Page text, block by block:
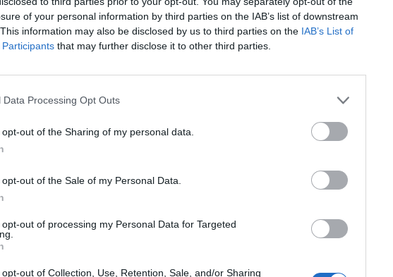
of your personal information by third parties on the IAB’s list of downstream
information may also be disclosed by us to third parties on the IAB’s List of
that may further disclose it to other third parties.
Data Processing Opt Outs
out of the Sharing of my personal data.
out of the Sale of my Personal Data.
out of processing my Personal Data for Targeted
out of Collection, Use, Retention, Sale, and/or Sharing
Anche il Fasano out e le ammissioni
salgono a sei, l'Ilva è la prima società
5 Ago 2026
Monastir, dopo 43 anni di presidenza
con un progetto sostenibile»
poi il CR sardo può completare i
3 Ago 2026